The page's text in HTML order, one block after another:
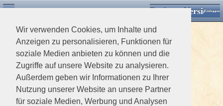
Wir verwenden Cookies, um Inhalte und
Anzeigen zu personalisieren, Funktionen für
soziale Medien anbieten zu können und die
Zugriffe auf unsere Website zu analysieren.
Außerdem geben wir Informationen zu Ihrer
Nutzung unserer Website an unsere Partner
für soziale Medien, Werbung und Analysen
Desktop VersionEinloggen